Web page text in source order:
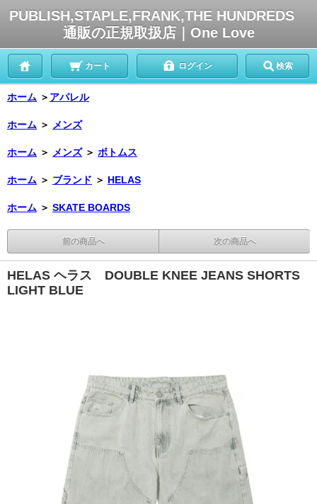
PUBLISH,STAPLE,FRANK,THE HUNDREDS
通販の正規取扱店｜One Love
カート ログイン 検索
ホーム ＞ アパレル
ホーム ＞ メンズ
ホーム ＞ メンズ ＞ ボトムス
ホーム ＞ ブランド ＞ HELAS
ホーム ＞ SKATE BOARDS
前の商品へ 次の商品へ
HELAS ヘラス DOUBLE KNEE JEANS SHORTS
LIGHT BLUE